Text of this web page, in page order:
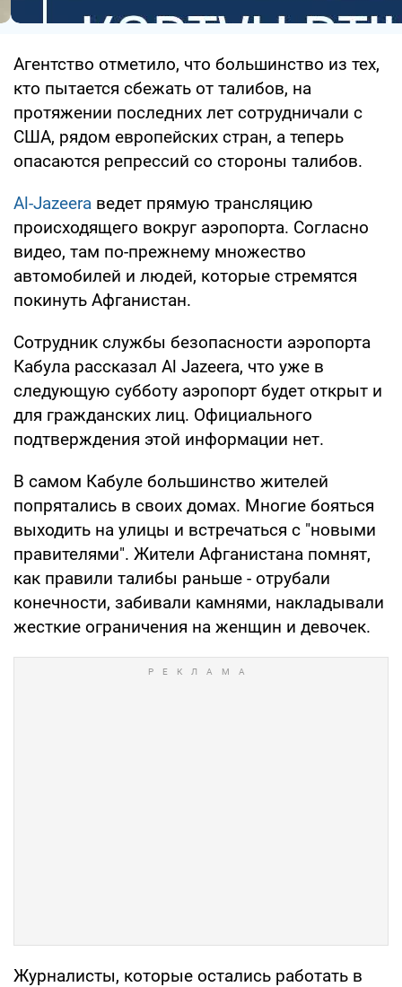
Агентство отметило, что большинство из тех,
кто пытается сбежать от талибов, на
протяжении последних лет сотрудничали с
США, рядом европейских стран, а теперь
опасаются репрессий со стороны талибов.
Al-Jazeera ведет прямую трансляцию
происходящего вокруг аэропорта. Согласно
видео, там по-прежнему множество
автомобилей и людей, которые стремятся
покинуть Афганистан.
Сотрудник службы безопасности аэропорта
Кабула рассказал Al Jazeera, что уже в
следующую субботу аэропорт будет открыт и
для гражданских лиц. Официального
подтверждения этой информации нет.
В самом Кабуле большинство жителей
попрятались в своих домах. Многие бояться
выходить на улицы и встречаться с "новыми
правителями". Жители Афганистана помнят,
как правили талибы раньше - отрубали
конечности, забивали камнями, накладывали
жесткие ограничения на женщин и девочек.
Журналисты, которые остались работать в